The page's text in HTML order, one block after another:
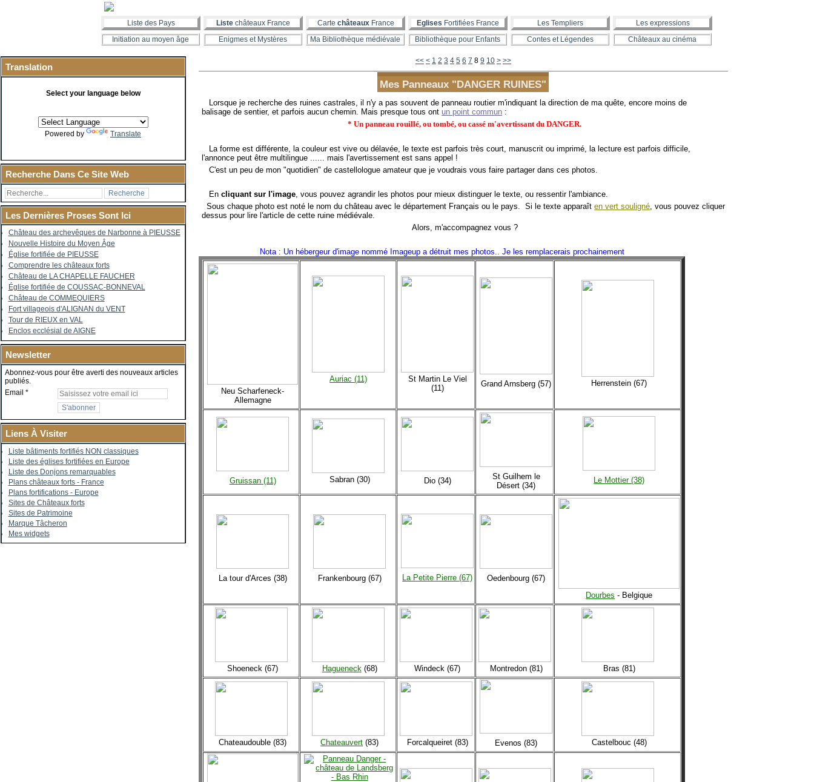
Liste des Pays Liste châteaux France Carte châteauxFrance Eglises Fortifiées France Les Templiers
Les expressions
Initiation au moyen âge
Enigmes et Mystères Ma Bibliothèque médiévale Bibliothèque pour Enfants Contes et Légendes Châteaux au cinéma
Translation
Select your language below
Powered by Translate
Recherche Dans Ce Site Web
Les Dernières Proses Sont Ici
Château des archevêques de Narbonne à PIEUSSE
Nouvelle Histoire du Moyen Âge
Église fortifiée de PIEUSSE
Comprendre les châteaux forts
Château de LA CHAPELLE FAUCHER
Église fortifiée de COUSSAC-BONNEVAL
Château de COMMEQUIERS
Fort villageois d'ALIGNAN du VENT
Tour de RIEUX en VAL
Enclos ecclésial de AIGNE
Newsletter
Abonnez-vous pour être averti des nouveaux articles
publiés.
Email
Liens À Visiter
Liste bâtiments fortifiés NON classiques
Liste des églises fortifiées en Europe
Liste des Donjons remarquables
Plans châteaux forts - France
Plans fortifications - Europe
Sites de Châteaux forts
Sites de Patrimoine
Marque Tâcheron
Mes widgets
<< < 1 2 3 4 5 6 7 8 9 10 > >>
Mes Panneaux "DANGER RUINES"
Lorsque je recherche des ruines castrales, il n'y a pas souvent de panneau routier m'indiquant la direction de ma quête, encore moins de
balisage de sentier, et parfois aucun chemin. Mais presque tous ontun point commun :
* Un panneau rouillé, ou tombé, ou cassé m'avertissant du DANGER.
La forme est différente, la couleur est vive ou délavée, le texte est parfois très court, manuscrit ou imprimé, la lecture est parfois difficile,
l'annonce peut être multilingue ...... mais l'avertissement est sans appel !
C'est un peu de mon "quotidien" de castellologue amateur que je voudrais vous faire partager dans ces photos.
Encliquant sur l'image , vous pouvez agrandir les photos pour mieux distinguer le texte, ou ressentir l'ambiance.
Sous chaque photo est noté le nom du château avec le département Français ou le pays. Si le texte apparaîten vert souligné , vous pouvez cliquer
dessus pour lire l'article de cette ruine médiévale.
Alors, m'accompagnez vous ?
Nota : Un hébergeur d'image nommé Imageup a détruit mes photos.. Je les remplacerais prochainement
Neu Scharfeneck-
Allemagne
Auriac (11)
St Martin Le Viel
(11)
Grand Arnsberg (57) Herrenstein (67)
Gruissan (11) Sabran (30) Dio (34)
St Guilhem le
Désert (34)
Le Mottier (38)
La tour d'Arces (38) Frankenbourg (67) La Petite Pierre (67)
Oedenbourg (67)
Dourbes - Belgique
Shoeneck (67) Hagueneck (68) Windeck (67) Montredon (81) Bras (81)
Chateaudouble (83) Chateauvert (83) Forcalqueiret (83) Evenos (83) Castelbouc (48)